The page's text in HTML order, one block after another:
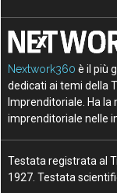
Nextwork360 è il più
dedicati ai temi della
Imprenditoriale. Ha
imprenditoriale nelle
Testata registrata al
1927. Testata